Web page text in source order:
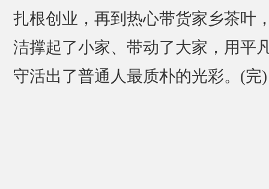
扎根创业，再到热心带货家乡茶叶
洁撑起了小家、带动了大家，用平
守活出了普通人最质朴的光彩。(完)